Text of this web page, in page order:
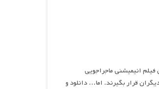
اشبری می‌باشد. این فیلم انیمیشنی ماجراجویی
قرار بگیرند. اما… دانلود و